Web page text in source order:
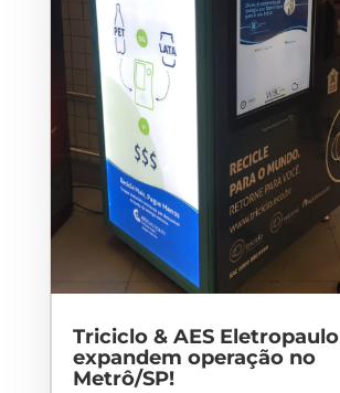
Triciclo & AES Eletropaulo
expandem operação no
Metrô/SP!